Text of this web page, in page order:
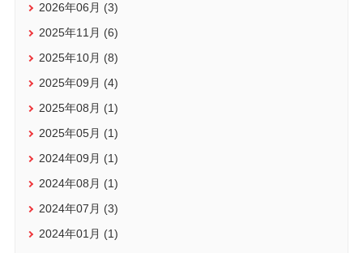
2026年06月 (3)
2025年11月 (6)
2025年10月 (8)
2025年09月 (4)
2025年08月 (1)
2025年05月 (1)
2024年09月 (1)
2024年08月 (1)
2024年07月 (3)
2024年01月 (1)